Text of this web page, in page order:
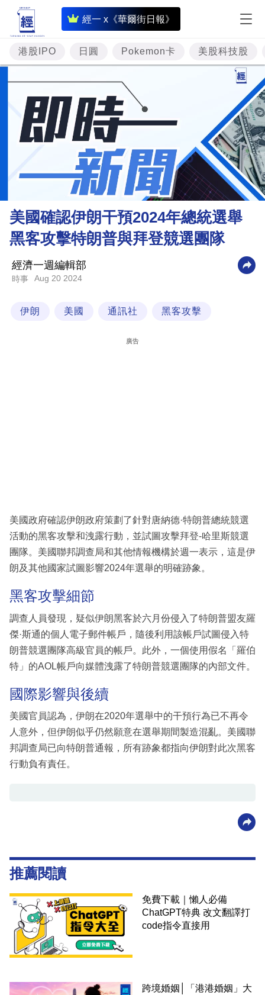
經一 x《華爾街日報》
即
時
財
經
專
題
投
資
樓
市
財
商
業
科
區
港股IPO 日圓 Pokemon卡 美股科技股
美國確認伊朗干預2024年總統選舉
黑客攻擊特朗普與拜登競選團隊
經濟一週編輯部
時事 Aug 20 2024
伊朗 美國 通訊社 黑客攻擊
廣告
美國政府確認伊朗政府策劃了針對唐納德·特朗普總統競選
活動的黑客攻擊和洩露行動，並試圖攻擊拜登-哈里斯競選
團隊。美國聯邦調查局和其他情報機構於週一表示，這是伊
朗及其他國家試圖影響2024年選舉的明確跡象。
黑客攻擊細節
調查人員發現，疑似伊朗黑客於六月份侵入了特朗普盟友羅
傑·斯通的個人電子郵件帳戶，隨後利用該帳戶試圖侵入特
朗普競選團隊高級官員的帳戶。此外，一個使用假名「羅伯
特」的AOL帳戶向媒體洩露了特朗普競選團隊的內部文件。
國際影響與後續
美國官員認為，伊朗在2020年選舉中的干預行為已不再令
人意外，但伊朗似乎仍然願意在選舉期間製造混亂。美國聯
邦調查局已向特朗普通報，所有跡象都指向伊朗對此次黑客
行動負有責任。
推薦閱讀
免費下載｜懶人必備
ChatGPT特典 改文翻譯打
code指令直接用
跨境婚姻│「港港婚姻」大